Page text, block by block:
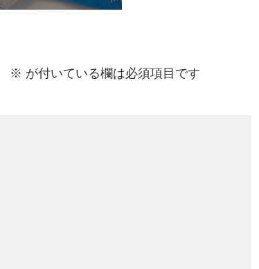
※ が付いている欄は必須項目です